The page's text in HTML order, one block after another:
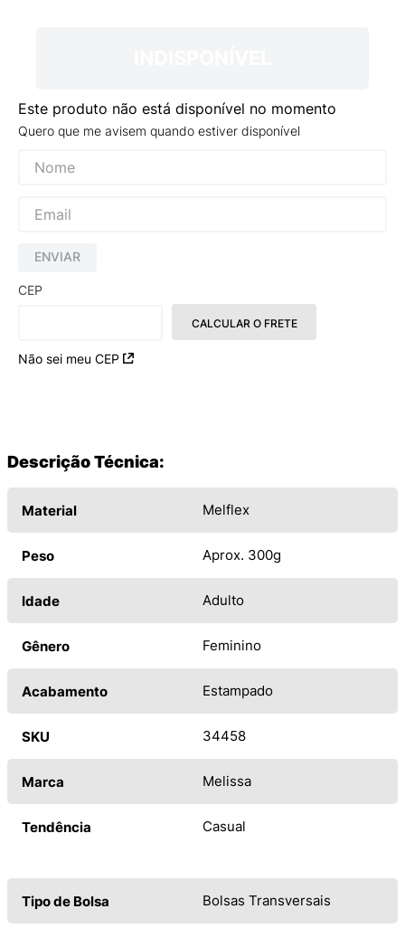
Este produto não está disponível no momento
Quero que me avisem quando estiver disponível
ENVIAR
CEP
Não sei meu CEP
CALCULAR O FRETE
Descrição Técnica:
Material Melflex
Peso Aprox. 300g
Idade Adulto
Gênero Feminino
Acabamento Estampado
SKU 34458
Marca Melissa
Tendência Casual
Tipo de Bolsa Bolsas Transversais